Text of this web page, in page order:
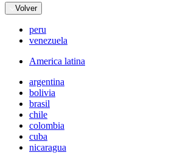
Volver
peru
venezuela
America latina
argentina
bolivia
brasil
chile
colombia
cuba
nicaragua